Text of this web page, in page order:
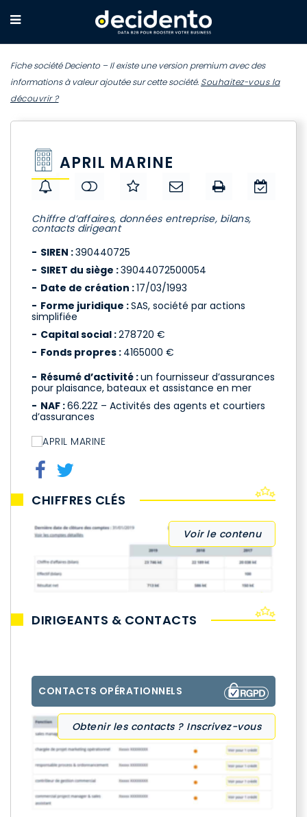
Fiche société Deciento – Il existe une version premium avec des
informations à valeur ajoutée sur cette société. Souhaitez-vous la
découvrir ?
APRIL MARINE
Chiffre d’affaires, données entreprise, bilans,
contacts dirigeant
SIREN :390440725
SIRET du siège :39044072500054
Date de création :17/03/1993
Forme juridique :SAS, société par actions
simplifiée
Capital social :278720 €
Fonds propres : 4165000 €
Résumé d’activité :un fournisseur d’assurances
pour plaisance, bateaux et assistance en mer
NAF :66.22Z – Activités des agents et courtiers
d’assurances
CHIFFRES CLÉS
Voir le contenu
DIRIGEANTS & CONTACTS
CONTACTS OPÉRATIONNELS
Obtenir les contacts ? Inscrivez-vous